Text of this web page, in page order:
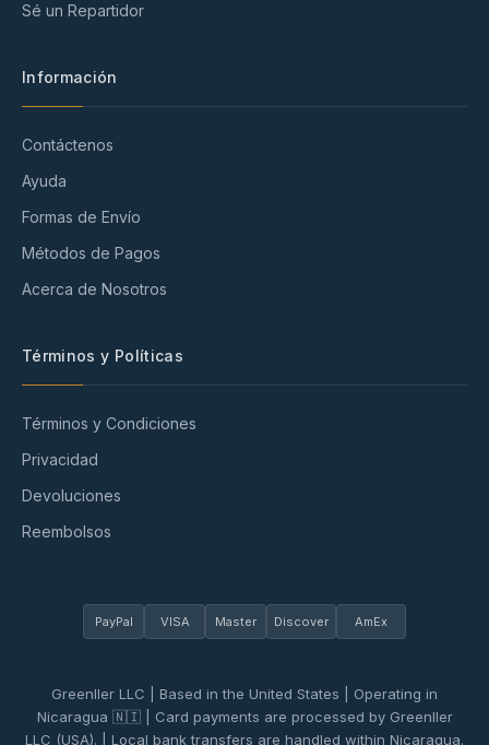
Sé un Repartidor
Información
Contáctenos
Ayuda
Formas de Envío
Métodos de Pagos
Acerca de Nosotros
Términos y Políticas
Términos y Condiciones
Privacidad
Devoluciones
Reembolsos
PayPal VISA Master Discover AmEx
Greenller LLC | Based in the United States | Operating in
Nicaragua 🇳🇮 | Card payments are processed by Greenller
LLC (USA). | Local bank transfers are handled within Nicaragua.